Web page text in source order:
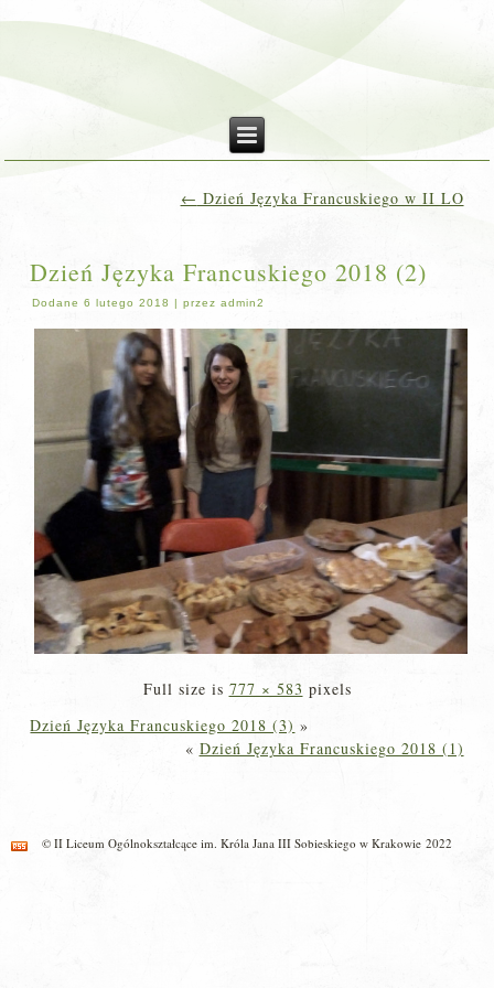
← Dzień Języka Francuskiego w II LO
Dzień Języka Francuskiego 2018 (2)
Dodane 6 lutego 2018 |przez admin2
Full size is 777 × 583 pixels
Dzień Języka Francuskiego 2018 (3) »
« Dzień Języka Francuskiego 2018 (1)
© II Liceum Ogólnokształcące im. Króla Jana III Sobieskiego w Krakowie 2022